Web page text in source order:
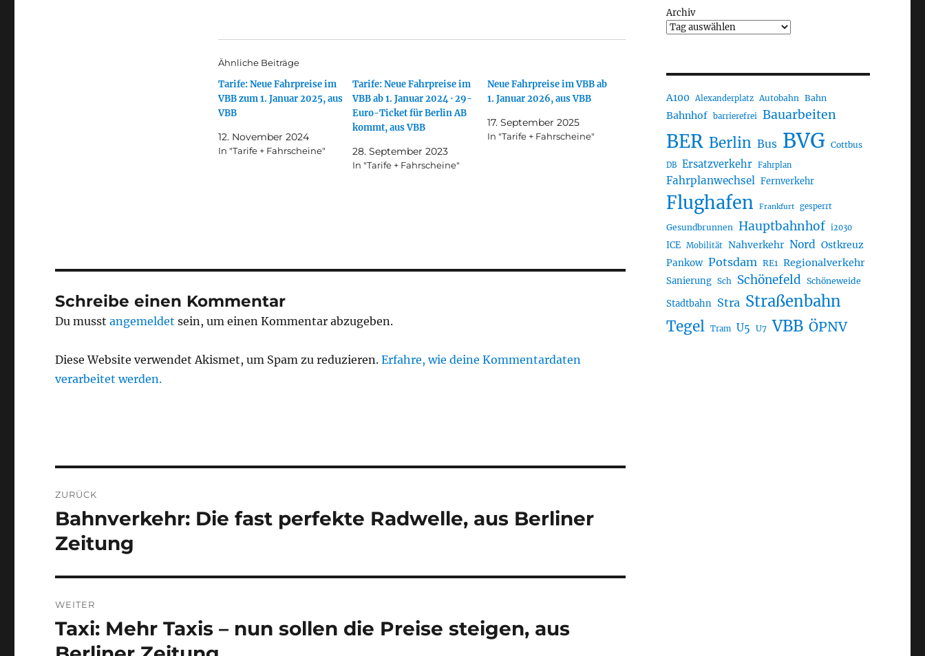
Ähnliche Beiträge
Tarife: Neue Fahrpreise im
VBB zum 1. Januar 2025, aus
VBB
12. November 2024
In "Tarife + Fahrscheine"
Tarife: Neue Fahrpreise im
VBB ab 1. Januar 2024 · 29-
Euro-Ticket für Berlin AB
kommt, aus VBB
28. September 2023
In "Tarife + Fahrscheine"
Neue Fahrpreise im VBB ab
1. Januar 2026, aus VBB
17. September 2025
In "Tarife + Fahrscheine"
Schreibe einen Kommentar
Du musstangemeldet sein, um einen Kommentar abzugeben.
Diese Website verwendet Akismet, um Spam zu reduzieren.Erfahre, wie deine Kommentardaten
verarbeitet werden.
ZURÜCK
Vorheriger
Beitrag:
Bahnverkehr: Die fast perfekte Radwelle, aus Berliner
Zeitung
WEITER
Nächster
Beitrag:
Taxi: Mehr Taxis – nun sollen die Preise steigen, aus
Archiv
A100 Alexanderplatz Autobahn Bahn
Bahnhof barrierefrei Bauarbeiten
BER Berlin Bus BVG Cottbus
DB Ersatzverkehr Fahrplan
Fahrplanwechsel Fernverkehr
Flughafen Frankfurt gesperrt
Gesundbrunnen Hauptbahnhof i2030
ICE Mobilität Nahverkehr Nord Ostkreuz
Pankow Potsdam RE1 Regionalverkehr
Sanierung Sch Schönefeld Schöneweide
Stadtbahn Stra Straßenbahn
Tegel Tram U5 U7 VBB ÖPNV